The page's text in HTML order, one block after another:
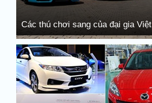
Các thú chơi sang của đại gia Việt